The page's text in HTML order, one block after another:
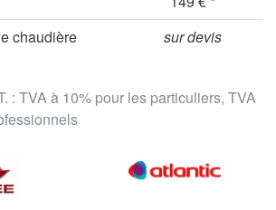
: TVA à 10% pour les particuliers, TVA
chaudière
sur devis